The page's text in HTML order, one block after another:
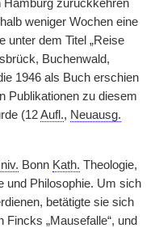
Hamburg zurückkehren
weniger Wochen eine
unter dem Titel „Reise
Buchenwald,
1946 als Buch erschien
Publikationen zu diesem
(12Aufl., Neuausg.
Bonn Kath. Theologie,
und Philosophie. Um sich
betätigte sie sich
Fincks „Mausefalle“, und